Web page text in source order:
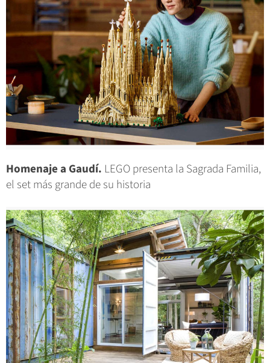
Homenaje a Gaudí. LEGO presenta la Sagrada Familia,
el set más grande de su historia